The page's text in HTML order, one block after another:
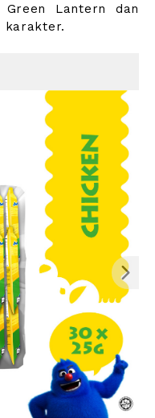
Green Lantern dan
karakter.